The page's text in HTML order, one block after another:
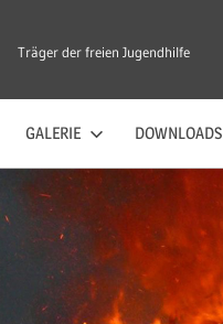
Träger der freien Jugendhilfe
GALERIE DOWNLOADS